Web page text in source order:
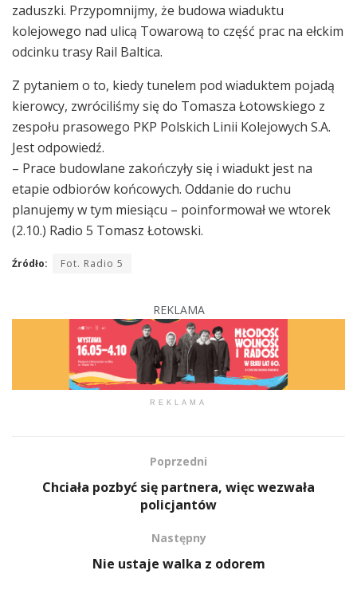
zaduszki. Przypomnijmy, że budowa wiaduktu
kolejowego nad ulicą Towarową to część prac na ełckim
odcinku trasy Rail Baltica.
Z pytaniem o to, kiedy tunelem pod wiaduktem pojadą
kierowcy, zwróciliśmy się do Tomasza Łotowskiego z
zespołu prasowego PKP Polskich Linii Kolejowych S.A.
Jest odpowiedź.
– Prace budowlane zakończyły się i wiadukt jest na
etapie odbiorów końcowych. Oddanie do ruchu
planujemy w tym miesiącu – poinformował we wtorek
(2.10.) Radio 5 Tomasz Łotowski.
Źródło: Fot. Radio 5
REKLAMA
REKLAMA
Poprzedni
Chciała pozbyć się partnera, więc wezwała
policjantów
Następny
Nie ustaje walka z odorem